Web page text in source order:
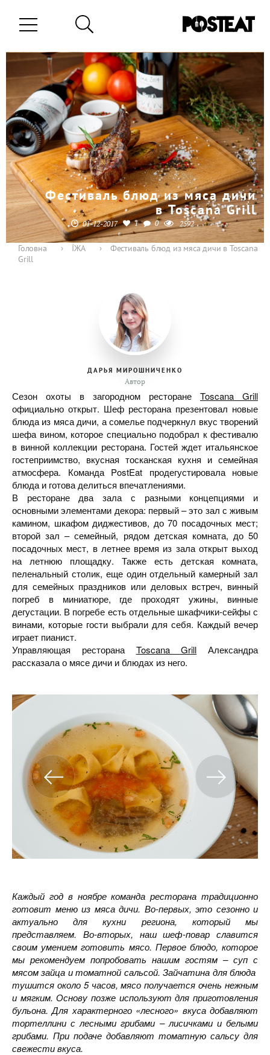
Фестиваль блюд из мяса дичи
в Toscana Grill
01-12-2017 1 0 2592
Головна › ЇЖА ›
Фестиваль блюд из мяса дичи в Toscana
Grill
ДАРЬЯ МИРОШНИЧЕНКО
Автор
Сезон охоты в загородном ресторане Toscana Grill
официально открыт. Шеф ресторана презентовал новые
блюда из мяса дичи, а сомелье подчеркнул вкус творений
шефа вином, которое специально подобрал к фестивалю
в винной коллекции ресторана. Гостей ждет итальянское
гостеприимство, вкусная тосканская кухня и семейная
атмосфера. Команда PostEat продегустировала новые
блюда и готова делиться впечатлениями.
В ресторане два зала с разными концепциями и
основными элементами декора: первый – это зал с живым
камином, шкафом диджестивов, до 70 посадочных мест;
второй зал – семейный, рядом детская комната, до 50
посадочных мест, в летнее время из зала открыт выход
на летнюю площадку. Также есть детская комната,
пеленальный столик, еще один отдельный камерный зал
для семейных праздников или деловых встреч, винный
погреб в миниатюре, где проходят ужины, винные
дегустации. В погребе есть отдельные шкафчики-сейфы с
винами, которые гости выбрали для себя. Каждый вечер
играет пианист.
Управляющая ресторана Toscana Grill Александра
рассказала о мясе дичи и блюдах из него.
Каждый год в ноябре команда ресторана традиционно
готовит меню из мяса дичи. Во-первых, это сезонно и
актуально для кухни региона, который мы
представляем. Во-вторых, наш шеф-повар славится
своим умением готовить мясо. Первое блюдо, которое
мы рекомендуем попробовать нашим гостям – суп с
мясом зайца и томатной сальсой. Зайчатина для блюда
тушится около 5 часов, мясо получается очень нежным
и мягким. Основу позже используют для приготовления
бульона. Для характерного «лесного» вкуса добавляют
тортеллини с лесными грибами – лисичками и белыми
грибами. При подаче добавляют томатную сальсу для
свежести вкуса.